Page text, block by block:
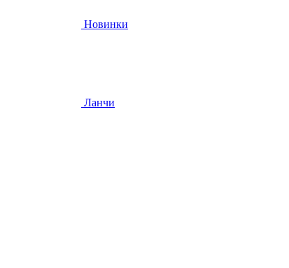
Новинки
Ланчи